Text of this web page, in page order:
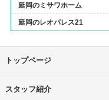
延岡のミサワホーム
延岡のレオパレス21
トップページ
スタッフ紹介